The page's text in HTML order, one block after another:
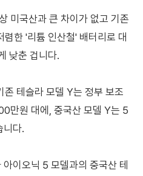
미국산과 큰 차이가 없고 기존
한 '리튬 인산철' 배터리로 대
낮춘 겁니다.
테슬라 모델 Y는 정부 보조
만원 대에, 중국산 모델 Y는 5
니다.
이오닉 5 모델과의 중국산 테